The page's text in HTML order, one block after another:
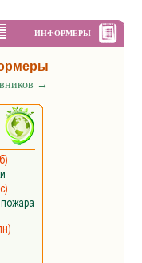
ИНФОРМЕРЫ
→